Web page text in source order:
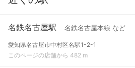
名鉄名古屋駅 名鉄名古屋本線 など
愛知県名古屋市中村区名駅1-2-1
このページの店舗から 482 m